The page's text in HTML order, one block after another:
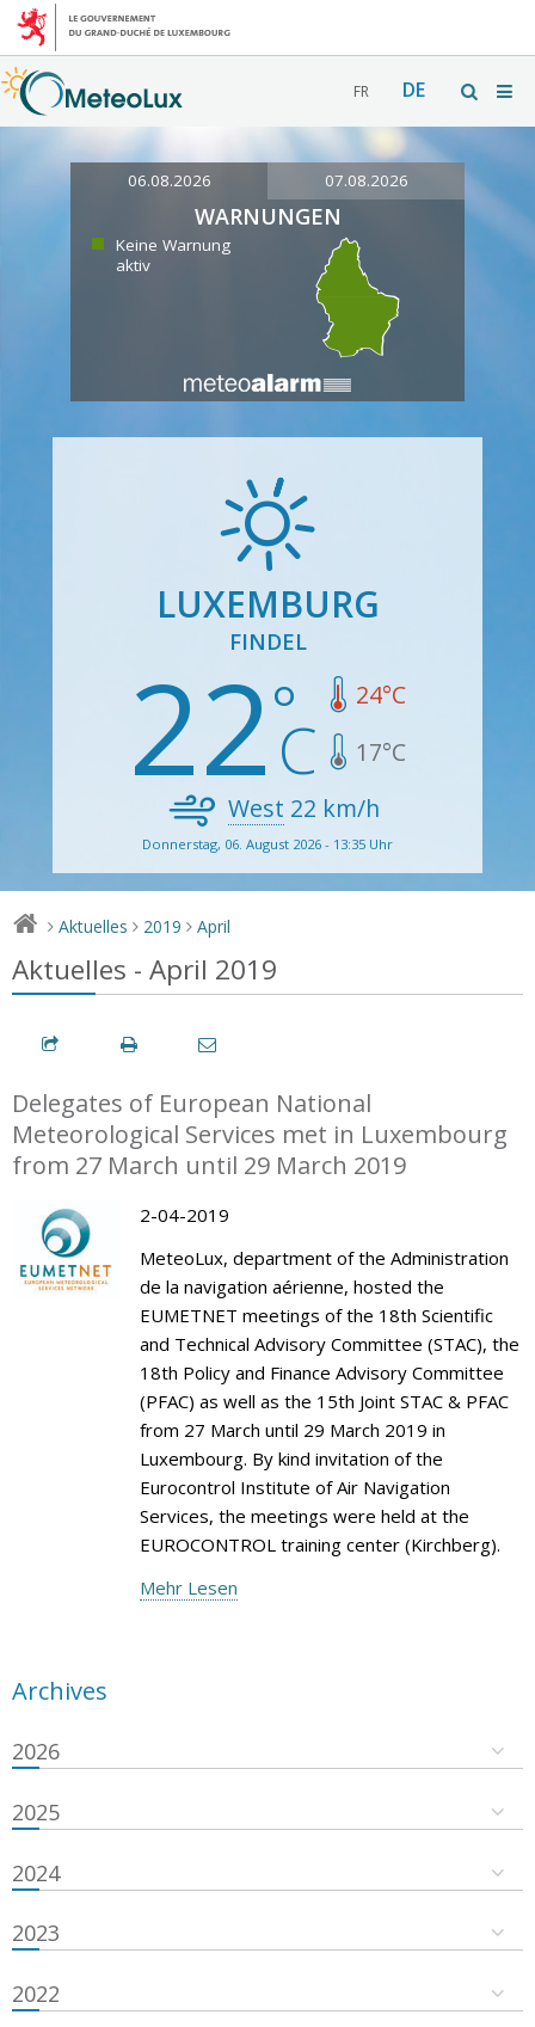
FR DE
06.08.2026 07.08.2026
WARNUNGEN
Keine Warnung
aktiv
LUXEMBURG
FINDEL
22 24°C
17°C
West 22 km/h
Donnerstag, 06. August 2026 - 13:35 Uhr
> Aktuelles > 2019 > April
Aktuelles - April 2019
Delegates of European National
Meteorological Services met in Luxembourg
from 27 March until 29 March 2019
2-04-2019
MeteoLux, department of the Administration
de la navigation aérienne, hosted the
EUMETNET meetings of the 18th Scientific
and Technical Advisory Committee (STAC), the
18th Policy and Finance Advisory Committee
(PFAC) as well as the 15th Joint STAC & PFAC
from 27 March until 29 March 2019 in
Luxembourg. By kind invitation of the
Eurocontrol Institute of Air Navigation
Services, the meetings were held at the
EUROCONTROL training center (Kirchberg).
Mehr Lesen
Archives
2026
2025
2024
2023
2022